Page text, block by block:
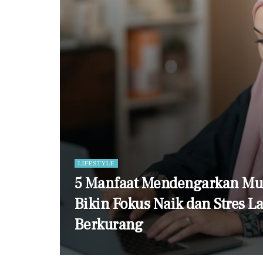
LIFESTYLE
5 Manfaat Mendengarkan
Bikin Fokus Naik dan Stres
Berkurang